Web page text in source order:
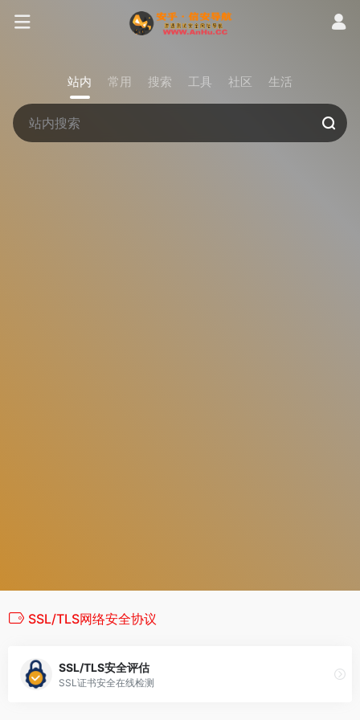
站内 常用 搜索 工具 社区 生活
SSL/TLS网络安全协议
SSL/TLS安全评估
SSL证书安全在线检测